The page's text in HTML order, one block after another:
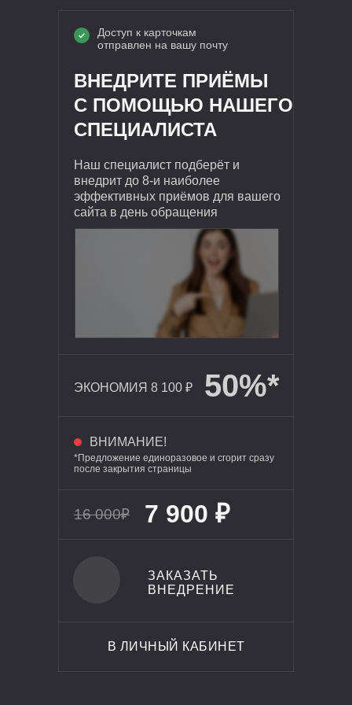
Доступ к карточкам
отправлен на вашу почту
7 900 ₽
16 000₽
КУПИТЬ
ЗАКАЗАТЬ
ВНЕДРЕНИЕ
50%*
ЭКОНОМИЯ 8 100 ₽
ВНИМАНИЕ!
*Предложение единоразовое и сгорит сразу
после закрытия страницы
ВНЕДРИТЕ ПРИЁМЫ
С ПОМОЩЬЮ НАШЕГО
СПЕЦИАЛИСТА
Наш специалист подберёт и
внедрит до 8-и наиболее
эффективных приёмов для вашего
сайта в день обращения
В ЛИЧНЫЙ КАБИНЕТ